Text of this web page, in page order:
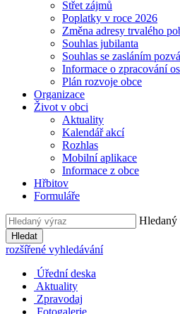
Střet zájmů
Poplatky v roce 2026
Změna adresy trvalého
Souhlas jubilanta
Souhlas se zasláním
Informace o zpracování
Plán rozvoje obce
Organizace
Život v obci
Aktuality
Kalendář akcí
Rozhlas
Mobilní aplikace
Informace z obce
Hřbitov
Formuláře
Hledaný
Hledat
rozšířené vyhledávání
Úřední deska
Aktuality
Zpravodaj
Fotogalerie